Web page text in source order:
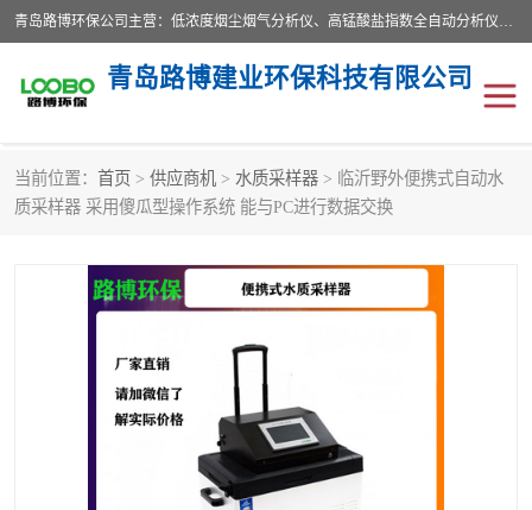
青岛路博环保公司主营：低浓度烟尘烟气分析仪、高锰酸盐指数全自动分析仪、便携式超声波明渠流量计、便携式水质采样器、恒温恒湿称重系统、手持式油烟检测仪等;是一家集环保科研、设计、生产、维护、销售和系统集成为一体的综合性高科技企业。路博人秉承"科学技术是第一生产力的重要理念，倡导环境友好型的生产、生活和消费方式。
青岛路博建业环保科技有限公司
当前位置： 首页 > 供应商机 > 水质采样器 > 临沂野外便携式自动水
质采样器 采用傻瓜型操作系统 能与PC进行数据交换
生物安全柜 气体检测仪
水质检测仪 手持式油烟检测仪
恒温恒湿称重系统
实验室仪器
LB-7035油气回收
便携式超声波明渠流量计